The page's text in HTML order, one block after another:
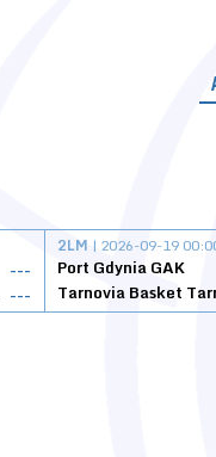
---
---
2LM | 2026-09-19
Port Gdynia GAK